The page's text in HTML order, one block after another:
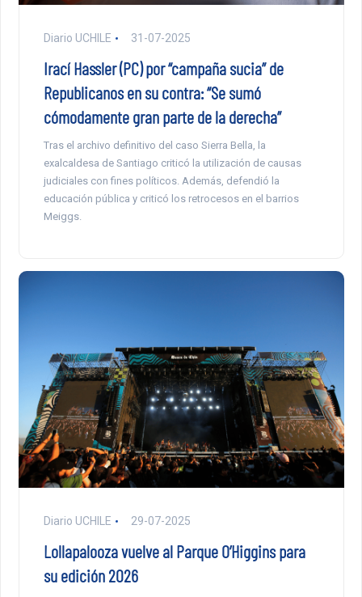
Diario UCHILE 31-07-2025
Irací Hassler (PC) por “campaña sucia” de
Republicanos en su contra: “Se sumó
cómodamente gran parte de la derecha”
Tras el archivo definitivo del caso Sierra Bella, la
exalcaldesa de Santiago criticó la utilización de causas
judiciales con fines políticos. Además, defendió la
educación pública y criticó los retrocesos en el barrios
Meiggs.
Diario UCHILE 29-07-2025
Lollapalooza vuelve al Parque O’Higgins para
su edición 2026